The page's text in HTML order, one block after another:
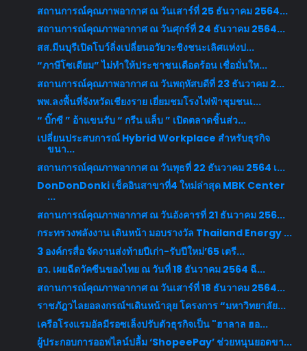
สถานการณ์คุณภาพอากาศ ณ วันเสาร์ที่ 25 ธันวาคม 2564...
สถานการณ์คุณภาพอากาศ ณ วันศุกร์ที่ 24 ธันวาคม 2564...
สส.มีนบุรีเปิดโบว์ลิ่งเปลี่ยนอวัยวะชิงชนะเลิศแห่งป...
“ภาษีโซเดียม” ไม่ทำให้ประชาชนเดือดร้อน เชื่อมั่นให...
สถานการณ์คุณภาพอากาศ ณ วันพฤหัสบดีที่ 23 ธันวาคม 2...
พพ.ลงพื้นที่จังหวัดเชียงราย เยี่ยมชมโรงไฟฟ้าชุมชนเ...
“ บิ๊กซี ” อ้าแขนรับ “ กรีน แล็บ ” เปิดตลาดชิ้นส่ว...
เปลี่ยนประสบการณ์ Hybrid Workplace สำหรับธุรกิจ
ขนา...
สถานการณ์คุณภาพอากาศ ณ วันพุธที่ 22 ธันวาคม 2564 เ...
DonDonDonki เช็คอินสาขาที่4 ใหม่ล่าสุด MBK Center
...
สถานการณ์คุณภาพอากาศ ณ วันอังคารที่ 21 ธันวาคม 256...
กระทรวงพลังงาน เดินหน้า มอบรางวัล Thailand Energy ...
3 องค์กรสื่อ จัดงานส่งท้ายปีเก่า-รับปีใหม่’65 เตรี...
อว. เผยฉีดวัคซีนของไทย ณ วันที่ 18 ธันวาคม 2564 ฉี...
สถานการณ์คุณภาพอากาศ ณ วันเสาร์ที่ 18 ธันวาคม 2564...
ราชภัฎวไลยอลงกรณ์ฯเดินหน้าลุย โครงการ “มหาวิทยาลัย...
เครือโรงแรมอัลมีรอซเล็งปรับตัวธุรกิจเป็น "ฮาลาล ฮอ...
ผู้ประกอบการออฟไลน์ปลื้ม ‘ShopeePay’ ช่วยหนุนยอดขา...